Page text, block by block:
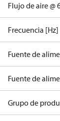
Flujo de aire @
Frecuencia [Hz]
Fuente de
Fuente de
Grupo de